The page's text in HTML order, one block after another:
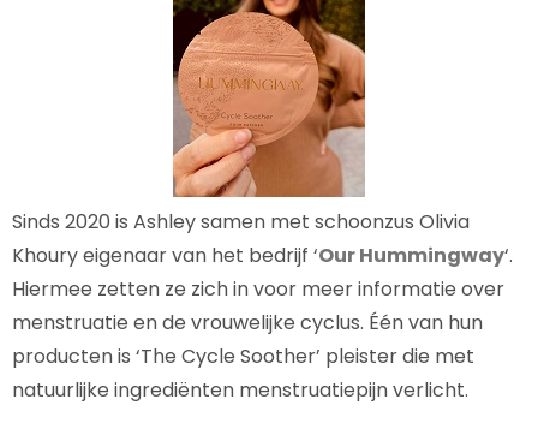
Sinds 2020 is Ashley samen met schoonzus Olivia
Khoury eigenaar van het bedrijf ‘Our Hummingway‘.
Hiermee zetten ze zich in voor meer informatie over
menstruatie en de vrouwelijke cyclus. Één van hun
producten is ‘The Cycle Soother’ pleister die met
natuurlijke ingrediënten menstruatiepijn verlicht.